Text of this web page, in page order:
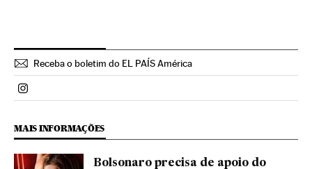
Receba o boletim do EL PAÍS América
Politica El País Brasil en Instagram
MAIS INFORMAÇÕES
Bolsonaro precisa de apoio do